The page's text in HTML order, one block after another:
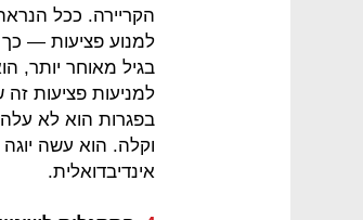
הקריירה. ככל
למנוע פציעות —
בגיל מאוחר יותר,
למניעות פציעות
בפגרות הוא לא
וקלה. הוא עשה
אינדיבדואלית.